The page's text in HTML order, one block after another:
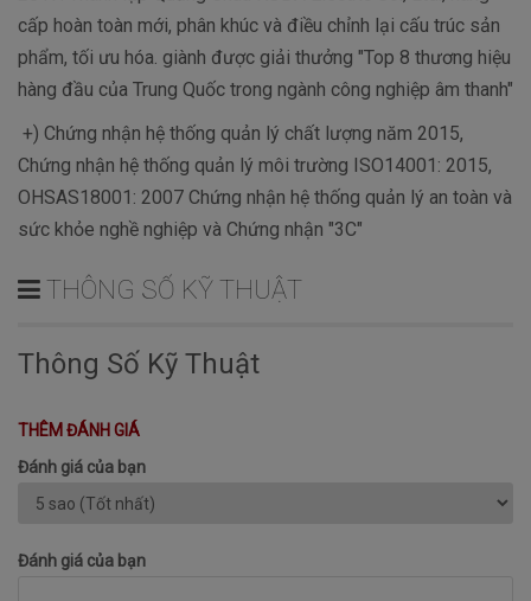
cấp hoàn toàn mới, phân khúc và điều chỉnh lại cấu trúc sản
phẩm, tối ưu hóa. giành được giải thưởng "Top 8 thương hiệu
hàng đầu của Trung Quốc trong ngành công nghiệp âm thanh"
+) Chứng nhận hệ thống quản lý chất lượng năm 2015,
Chứng nhận hệ thống quản lý môi trường ISO14001: 2015,
OHSAS18001: 2007 Chứng nhận hệ thống quản lý an toàn và
sức khỏe nghề nghiệp và Chứng nhận "3C"
THÔNG SỐ KỸ THUẬT
Thông Số Kỹ Thuật
THÊM ĐÁNH GIÁ
Đánh giá của bạn
Đánh giá của bạn